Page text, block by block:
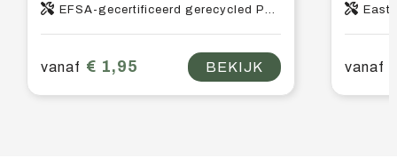
EFSA-gecertificeerd gerecycled PET-kunststof, PP-kunststof
vanaf € 1,95 BEKIJK vanaf